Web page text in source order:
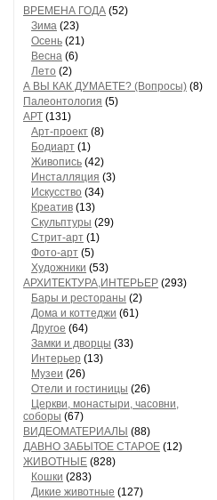
ВРЕМЕНА ГОДА (52)
Зима (23)
Осень (21)
Весна (6)
Лето (2)
А ВЫ КАК ДУМАЕТЕ? (Вопросы) (8)
Палеонтология (5)
АРТ (131)
Арт-проект (8)
Бодиарт (1)
Живопись (42)
Инсталляция (3)
Искусство (34)
Креатив (13)
Скульптуры (29)
Стрит-арт (1)
Фото-арт (5)
Художники (53)
АРХИТЕКТУРА,ИНТЕРЬЕР (293)
Бары и рестораны (2)
Дома и коттеджи (61)
Другое (64)
Замки и дворцы (33)
Интерьер (13)
Музеи (26)
Отели и гостиницы (26)
Церкви, монастыри, часовни,
соборы (67)
ВИДЕОМАТЕРИАЛЫ (88)
ДАВНО ЗАБЫТОЕ СТАРОЕ (12)
ЖИВОТНЫЕ (828)
Кошки (283)
Дикие животные (127)